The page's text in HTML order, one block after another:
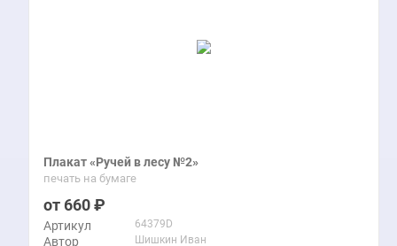
Плакат «Ручей в лесу №2»
печать на бумаге
660
Артикул 64379D
Автор Шишкин Иван